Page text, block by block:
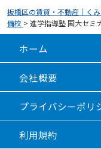
板橋区の賃貸・不動産｜く
備校 > 進学指導塾 国大セミ
ホーム
会社概要
プライバシーポリ
利用規約